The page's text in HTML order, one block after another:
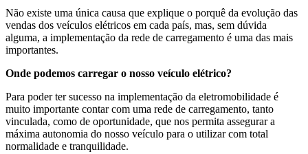
Não existe uma única causa que explique o porquê da evolução das
vendas dos veículos elétricos em cada país, mas, sem dúvida
alguma, a implementação da rede de carregamento é uma das mais
importantes.
Onde podemos carregar o nosso veículo elétrico?
Para poder ter sucesso na implementação da eletromobilidade é
muito importante contar com uma rede de carregamento, tanto
vinculada, como de oportunidade, que nos permita assegurar a
máxima autonomia do nosso veículo para o utilizar com total
normalidade e tranquilidade.